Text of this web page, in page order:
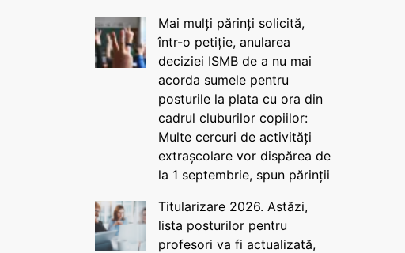
Mai mulți părinți solicită,
într-o petiție, anularea
deciziei ISMB de a nu mai
acorda sumele pentru
posturile la plata cu ora din
cadrul cluburilor copiilor:
Multe cercuri de activități
extrașcolare vor dispărea de
la 1 septembrie, spun părinții
Titularizare 2026. Astăzi,
lista posturilor pentru
profesori va fi actualizată,